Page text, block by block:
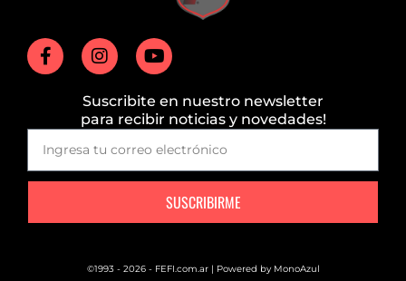
Suscribite en nuestro newsletter
para recibir noticias y novedades!
SUSCRIBIRME
©1993 - 2026 - FEFI.com.ar | Powered by MonoAzul